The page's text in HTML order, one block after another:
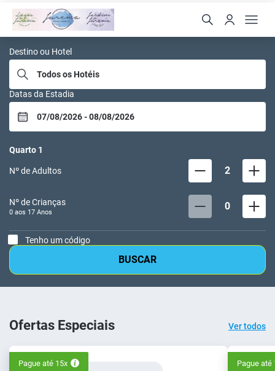
Jurema Aguas Quentes
Destino ou Hotel
Datas da Estadia
Quarto 1
Nº de Adultos 2
Nº de Crianças
0 aos 17 Anos 0
Tenho um código
BUSCAR
Ofertas Especiais Ver todos
Pague até 15x Pague até